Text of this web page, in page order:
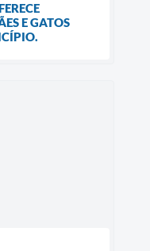
E GATOS